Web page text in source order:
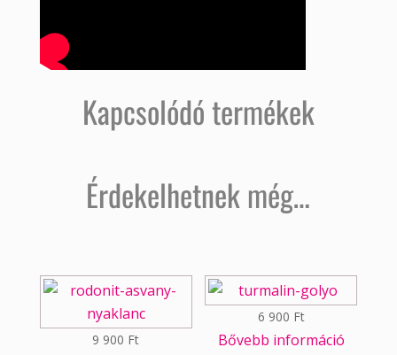
Kapcsolódó termékek
Érdekelhetnek még…
9 900 Ft
6 900 Ft
Bővebb információ